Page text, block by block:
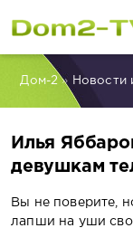
Дом-2» Новости
Илья
девушкам
Вы не поверите,
лапши на уши